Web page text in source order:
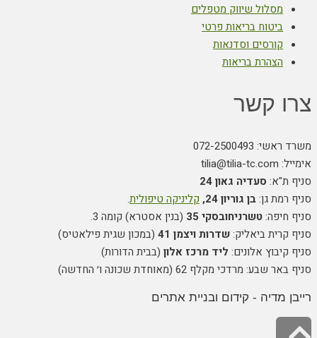
מסלול שיווק מטפלים
ביטוח בריאות פרטי
קורסים וסדנאות
הצהרת בריאות
צרו קשר
משרד ראשי: 072-2500493
אימייל: tilia@tilia-tc.com
סניף ת"א: סעדיה גאון 24
סניף רמת גן:בן גוריון 24, קליניקה טיפולית.
סניף חיפה:טשרניחובסקי 35
(בנין אסטרא) קומה 3.
סניף קרית ביאליק:שדרות ויצמן 41
(במכון שגית פילאטיס)
סניף קיבוץ אלונים: ליד מרכז אלון (בבית הדורות)
סניף באר שבע: מרדכי מקלף 62 (מאוחדת שכונה ו׳ החדשה)
רייבן מדיה - קידום ובניית אתרים